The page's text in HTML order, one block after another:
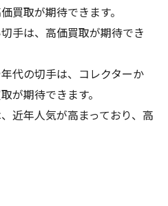
買取が期待できます。
手は、高価買取が期待でき
代の切手は、コレクターか
が期待できます。
近年人気が高まっており、高